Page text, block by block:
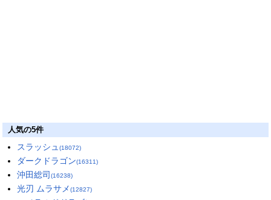
人気の5件
スラッシュ(18072)
ダークドラゴン(16311)
沖田総司(16238)
光刃 ムラサメ(12827)